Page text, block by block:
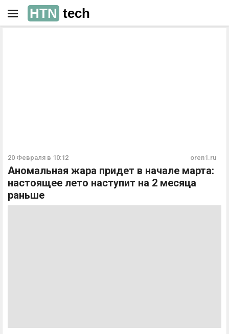
HTN tech
20 Февраля в 10:12 oren1.ru
Аномальная жара придет в начале марта:
настоящее лето наступит на 2 месяца
раньше